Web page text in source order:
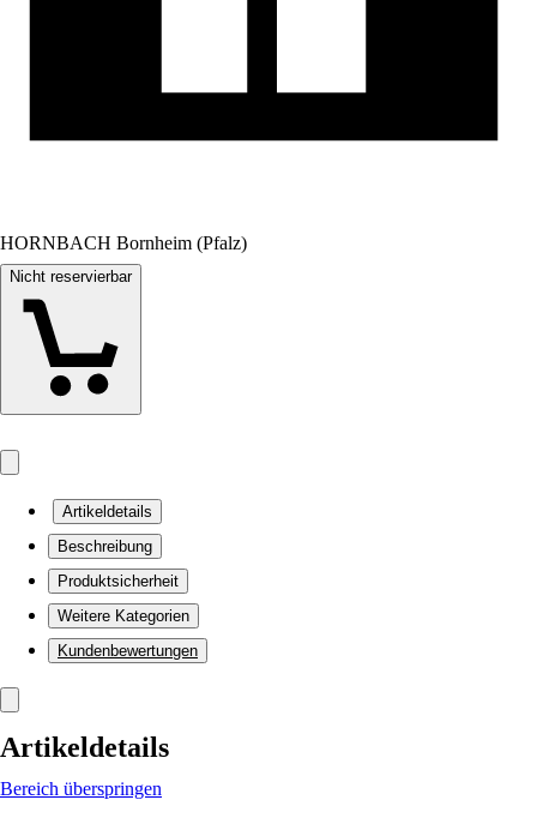
HORNBACH Bornheim (Pfalz)
Nicht reservierbar
Artikeldetails
Beschreibung
Produktsicherheit
Weitere Kategorien
Kundenbewertungen
Artikeldetails
Bereich überspringen